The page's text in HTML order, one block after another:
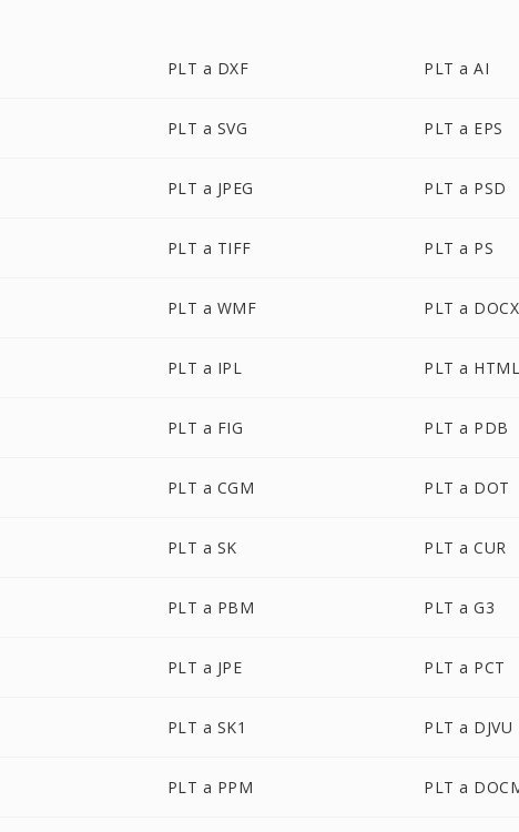
PLT a DXF PLT a AI
PLT a SVG PLT a EPS
PLT a JPEG PLT a PSD
PLT a TIFF PLT a PS
PLT a WMF PLT a DOCX
PLT a IPL PLT a
PLT a FIG PLT a PDB
PLT a CGM PLT a DOT
PLT a SK PLT a CUR
PLT a PBM PLT a G3
PLT a JPE PLT a PCT
PLT a SK1 PLT a DJVU
PLT a PPM PLT a